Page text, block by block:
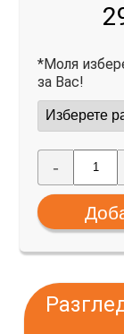
*Моля
за Вас!
-